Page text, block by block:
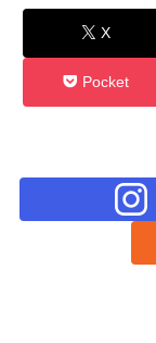
X
Pocket